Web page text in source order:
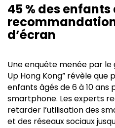
45 % des
d’écran
Une enquête menée par le
Up Hong Kong” révèle que
enfants âgés de 6 à 10 ans
smartphone. Les experts
retarder l’utilisation des
et des réseaux sociaux